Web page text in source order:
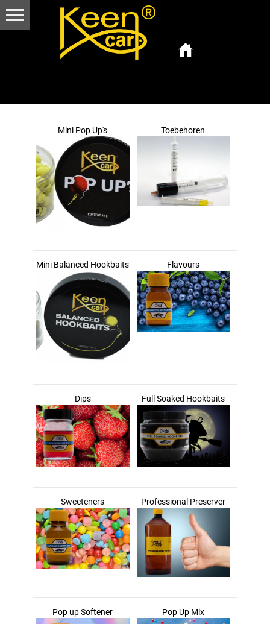
Mini Pop Up's Toebehoren
Mini Balanced Hookbaits Flavours
Dips Full Soaked Hookbaits
Sweeteners Professional Preserver
Pop up Softener Pop Up Mix